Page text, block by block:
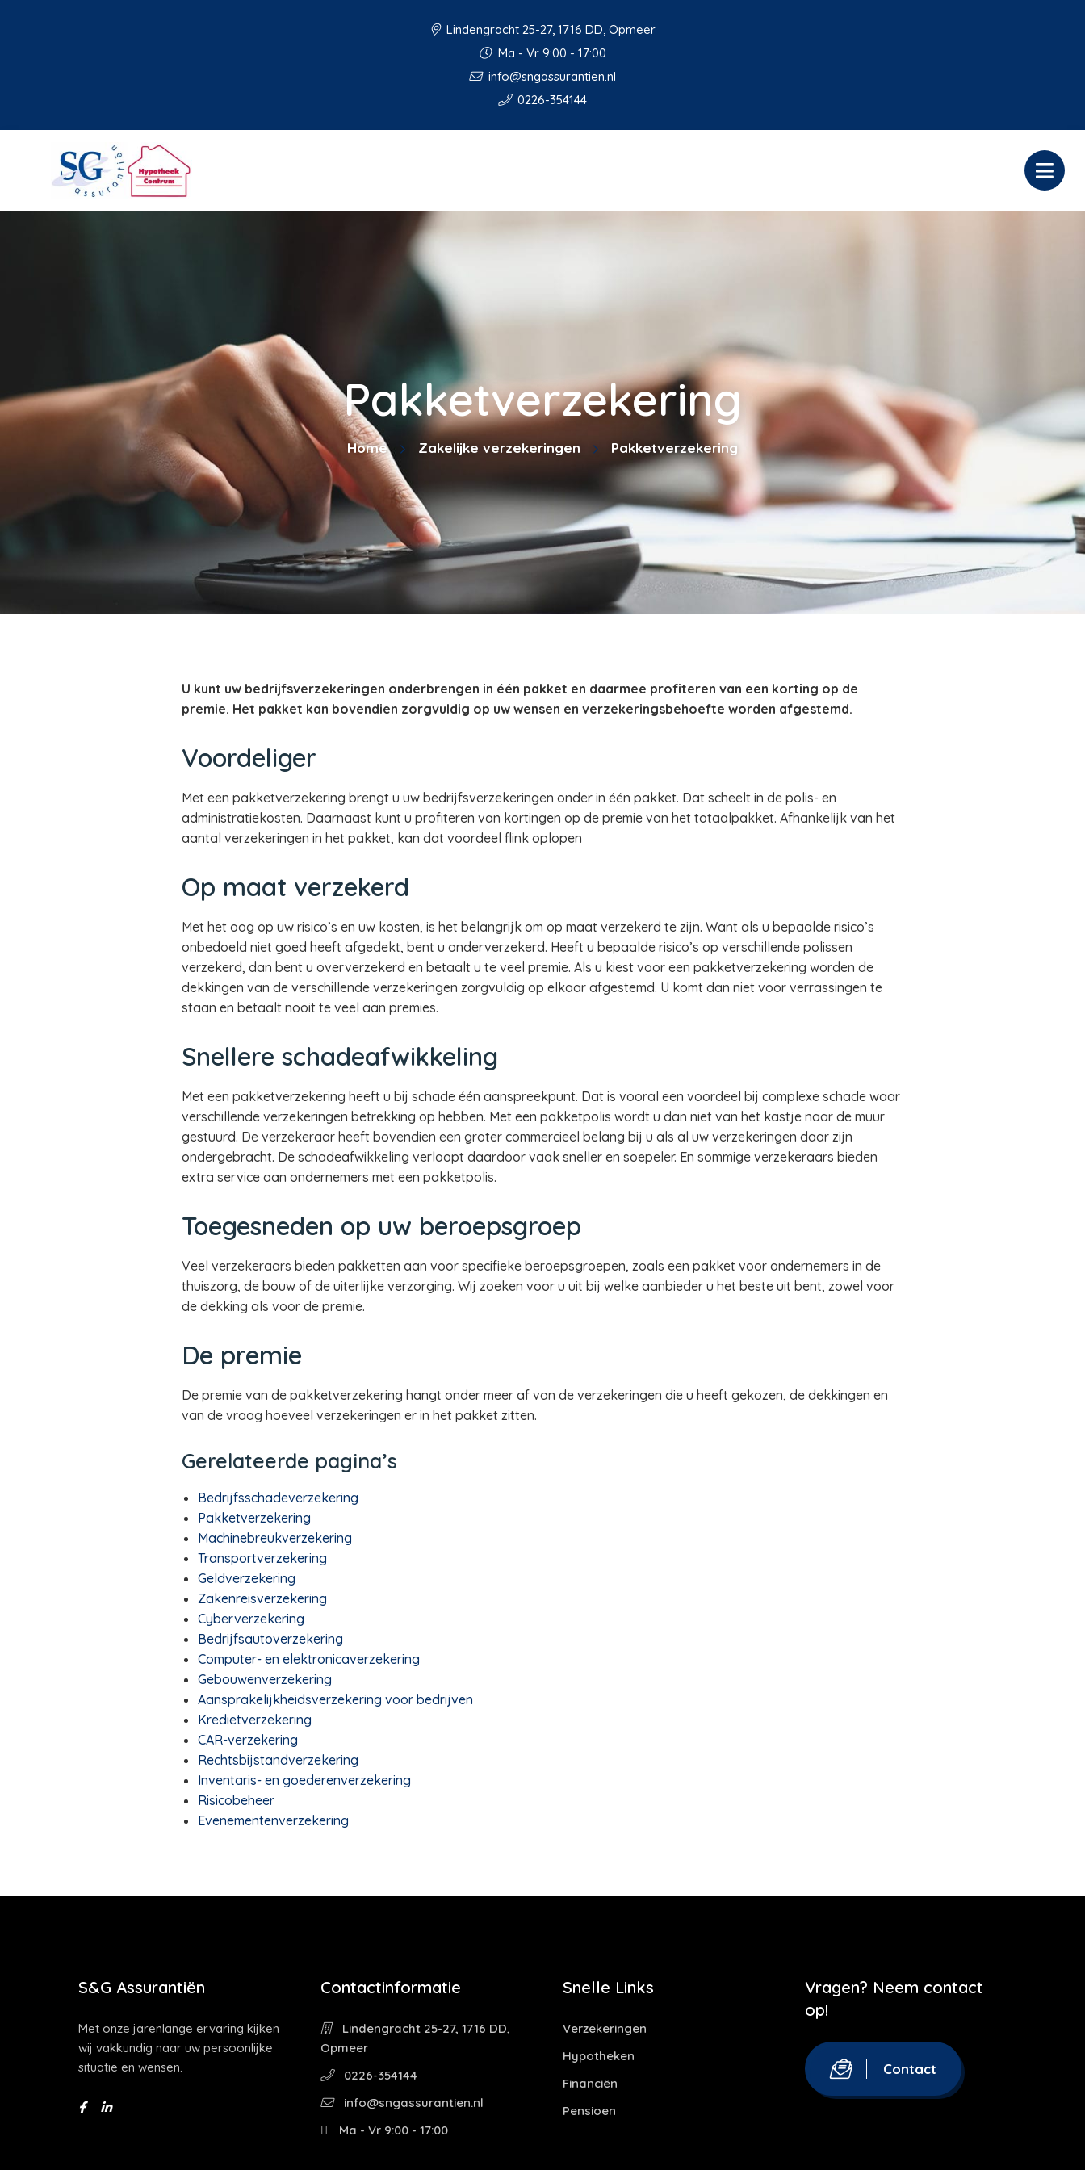
Lindengracht 25-27, 1716 DD, Opmeer
Ma - Vr 9:00 - 17:00
info@sngassurantien.nl
0226-354144
Pakketverzekering
Home Zakelijke verzekeringen Pakketverzekering
U kunt uw bedrijfsverzekeringen onderbrengen in één pakket en daarmee profiteren van een korting op de
premie. Het pakket kan bovendien zorgvuldig op uw wensen en verzekeringsbehoefte worden afgestemd.
Voordeliger
Met een pakketverzekering brengt u uw bedrijfsverzekeringen onder in één pakket. Dat scheelt in de polis- en
administratiekosten. Daarnaast kunt u profiteren van kortingen op de premie van het totaalpakket. Afhankelijk van het
aantal verzekeringen in het pakket, kan dat voordeel flink oplopen
Op maat verzekerd
Met het oog op uw risico’s en uw kosten, is het belangrijk om op maat verzekerd te zijn. Want als u bepaalde risico’s
onbedoeld niet goed heeft afgedekt, bent u onderverzekerd. Heeft u bepaalde risico’s op verschillende polissen
verzekerd, dan bent u oververzekerd en betaalt u te veel premie. Als u kiest voor een pakketverzekering worden de
dekkingen van de verschillende verzekeringen zorgvuldig op elkaar afgestemd. U komt dan niet voor verrassingen te
staan en betaalt nooit te veel aan premies.
Snellere schadeafwikkeling
Met een pakketverzekering heeft u bij schade één aanspreekpunt. Dat is vooral een voordeel bij complexe schade waar
verschillende verzekeringen betrekking op hebben. Met een pakketpolis wordt u dan niet van het kastje naar de muur
gestuurd. De verzekeraar heeft bovendien een groter commercieel belang bij u als al uw verzekeringen daar zijn
ondergebracht. De schadeafwikkeling verloopt daardoor vaak sneller en soepeler. En sommige verzekeraars bieden
extra service aan ondernemers met een pakketpolis.
Toegesneden op uw beroepsgroep
Veel verzekeraars bieden pakketten aan voor specifieke beroepsgroepen, zoals een pakket voor ondernemers in de
thuiszorg, de bouw of de uiterlijke verzorging. Wij zoeken voor u uit bij welke aanbieder u het beste uit bent, zowel voor
de dekking als voor de premie.
De premie
De premie van de pakketverzekering hangt onder meer af van de verzekeringen die u heeft gekozen, de dekkingen en
van de vraag hoeveel verzekeringen er in het pakket zitten.
Gerelateerde pagina’s
Bedrijfsschadeverzekering
Pakketverzekering
Machinebreukverzekering
Transportverzekering
Geldverzekering
Zakenreisverzekering
Cyberverzekering
Bedrijfsautoverzekering
Computer- en elektronicaverzekering
Gebouwenverzekering
Aansprakelijkheidsverzekering voor bedrijven
Kredietverzekering
CAR-verzekering
Rechtsbijstandverzekering
Inventaris- en goederenverzekering
Risicobeheer
Evenementenverzekering
S&G Assurantiën
Met onze jarenlange ervaring kijken
wij vakkundig naar uw persoonlijke
situatie en wensen.
Contactinformatie
Lindengracht 25-27, 1716 DD,
Opmeer
0226-354144
info@sngassurantien.nl
Ma - Vr 9:00 - 17:00
Snelle Links
Verzekeringen
Hypotheken
Financiën
Pensioen
Vragen? Neem contact
op!
Contact